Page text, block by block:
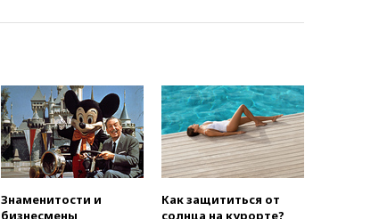
признала нежелательным в
вчера, 21:35«Аэрофлот»
отменяет часть рейсов в Сочи
и Геленджик
вчера, 21:25Руслан Терновой
выиграл золото чемпионата
Европы в прыжках с 10-
метровой вышки
Знаменитости и
бизнесмены,
Как защититься от
солнца на курорте?